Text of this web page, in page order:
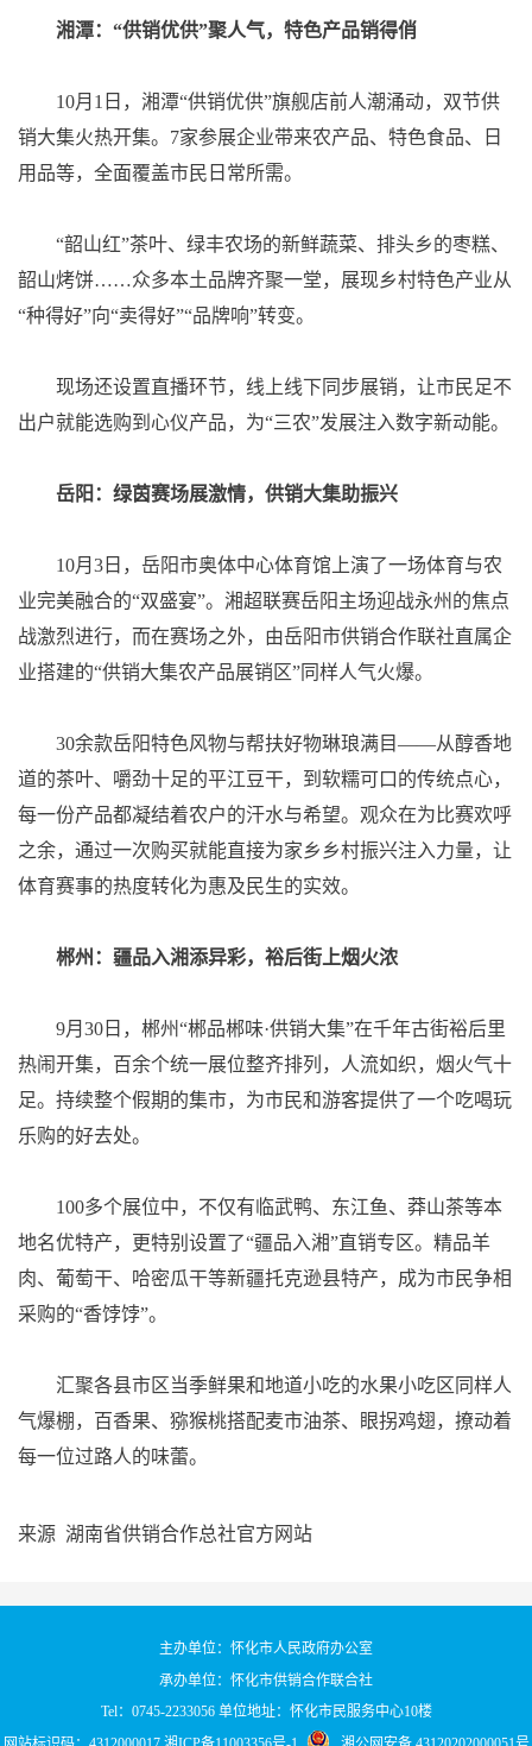
湘潭：“供销优供”聚人气，特色产品销得俏
10月1日，湘潭“供销优供”旗舰店前人潮涌动，双节供
销大集火热开集。7家参展企业带来农产品、特色食品、日
用品等，全面覆盖市民日常所需。
“韶山红”茶叶、绿丰农场的新鲜蔬菜、排头乡的枣糕、
韶山烤饼……众多本土品牌齐聚一堂，展现乡村特色产业从
“种得好”向“卖得好”“品牌响”转变。
现场还设置直播环节，线上线下同步展销，让市民足不
出户就能选购到心仪产品，为“三农”发展注入数字新动能。
岳阳：绿茵赛场展激情，供销大集助振兴
10月3日，岳阳市奥体中心体育馆上演了一场体育与农
业完美融合的“双盛宴”。湘超联赛岳阳主场迎战永州的焦点
战激烈进行，而在赛场之外，由岳阳市供销合作联社直属企
业搭建的“供销大集农产品展销区”同样人气火爆。
30余款岳阳特色风物与帮扶好物琳琅满目——从醇香地
道的茶叶、嚼劲十足的平江豆干，到软糯可口的传统点心，
每一份产品都凝结着农户的汗水与希望。观众在为比赛欢呼
之余，通过一次购买就能直接为家乡乡村振兴注入力量，让
体育赛事的热度转化为惠及民生的实效。
郴州：疆品入湘添异彩，裕后街上烟火浓
9月30日，郴州“郴品郴味·供销大集”在千年古街裕后里
热闹开集，百余个统一展位整齐排列，人流如织，烟火气十
足。持续整个假期的集市，为市民和游客提供了一个吃喝玩
乐购的好去处。
100多个展位中，不仅有临武鸭、东江鱼、莽山茶等本
地名优特产，更特别设置了“疆品入湘”直销专区。精品羊
肉、葡萄干、哈密瓜干等新疆托克逊县特产，成为市民争相
采购的“香饽饽”。
汇聚各县市区当季鲜果和地道小吃的水果小吃区同样人
气爆棚，百香果、猕猴桃搭配麦市油茶、眼拐鸡翅，撩动着
每一位过路人的味蕾。
来源 湖南省供销合作总社官方网站
主办单位：怀化市人民政府办公室
承办单位：怀化市供销合作联合社
Tel：0745-2233056 单位地址：怀化市民服务中心10楼